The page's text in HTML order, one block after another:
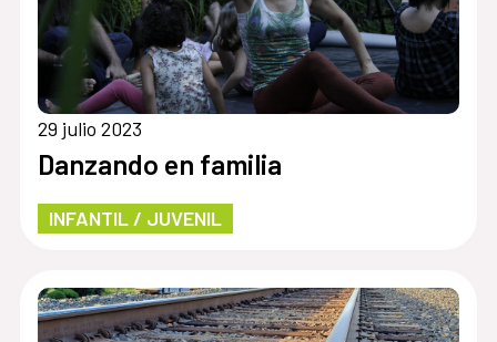
29 julio 2023
Danzando en familia
INFANTIL / JUVENIL